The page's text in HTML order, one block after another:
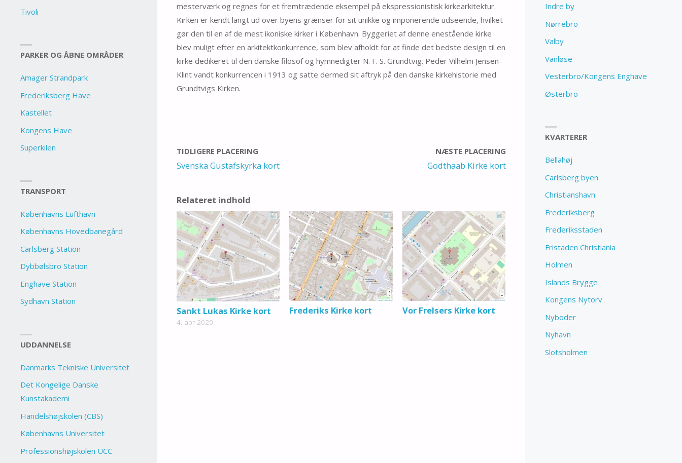
mesterværk og regnes for et fremtrædende eksempel på ekspressionistisk kirkearkitektur.
Kirken er kendt langt ud over byens grænser for sit unikke og imponerende udseende, hvilket
gør den til en af de mest ikoniske kirker i København. Byggeriet af denne enestående kirke
blev muligt efter en arkitektkonkurrence, som blev afholdt for at finde det bedste design til en
kirke dedikeret til den danske filosof og hymnedigter N. F. S. Grundtvig. Peder Vilhelm Jensen-
Klint vandt konkurrencen i 1913 og satte dermed sit aftryk på den danske kirkehistorie med
Grundtvigs Kirken.
TIDLIGERE PLACERING
Svenska Gustafskyrka kort
NÆSTE PLACERING
Godthaab Kirke kort
Relateret indhold
Sankt Lukas Kirke kort
4. apr 2020
Frederiks Kirke kort Vor Frelsers Kirke kort
Tivoli
PARKER OG ÅBNE OMRÅDER
Amager Strandpark
Frederiksberg Have
Kastellet
Kongens Have
Superkilen
TRANSPORT
Københavns Lufthavn
Københavns Hovedbanegård
Carlsberg Station
Dybbølsbro Station
Enghave Station
Sydhavn Station
UDDANNELSE
Danmarks Tekniske Universitet
Det Kongelige Danske
Kunstakademi
Handelshøjskolen (CBS)
Københavns Universitet
Professionshøjskolen UCC
Indre by
Nørrebro
Valby
Vanløse
Vesterbro/Kongens Enghave
Østerbro
KVARTERER
Bellahøj
Carlsberg byen
Christianshavn
Frederiksberg
Frederiksstaden
Fristaden Christiania
Holmen
Islands Brygge
Kongens Nytorv
Nyboder
Nyhavn
Slotsholmen